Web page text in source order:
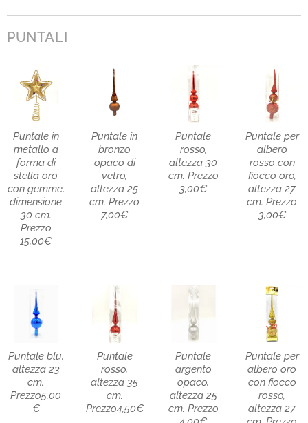
PUNTALI
Puntale in
metallo a
forma di
stella oro
con gemme,
dimensione
30 cm.
Prezzo
15,00€
Puntale in
bronzo
opaco di
vetro,
altezza 25
cm. Prezzo
7,00€
Puntale
rosso,
altezza 30
cm. Prezzo
3,00€
Puntale per
albero
rosso con
fiocco oro,
altezza 27
cm. Prezzo
3,00€
Puntale blu,
altezza 23
cm.
Prezzo5,00
€
Puntale
rosso,
altezza 35
cm.
Prezzo4,50€
Puntale
argento
opaco,
altezza 25
cm. Prezzo
Puntale per
albero oro
con fiocco
rosso,
altezza 27